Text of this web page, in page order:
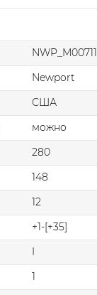
Newport
США
можно
280
148
12
+1-[+35]
I
1